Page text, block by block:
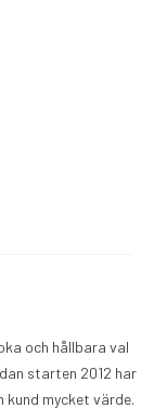
och hållbara val
starten 2012 har
kund mycket värde.